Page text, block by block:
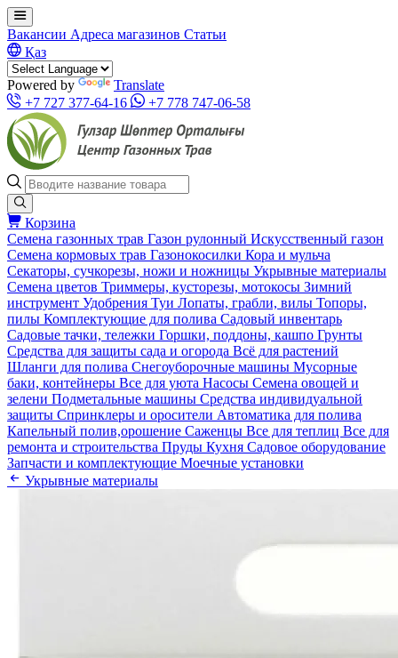
Вакансии Адреса магазинов Статьи
Қаз
Powered by
Translate
+7 727 377-64-16
+7 778 747-06-58
Корзина
Семена газонных трав Газон рулонный Искусственный газон
Семена кормовых трав Газонокосилки Кора и мульча
Секаторы, сучкорезы, ножи и ножницы Укрывные материалы
Семена цветов Триммеры, кусторезы, мотокосы Зимний
инструмент Удобрения Туи Лопаты, грабли, вилы Топоры,
пилы Комплектующие для полива Садовый инвентарь
Садовые тачки, тележки Горшки, поддоны, кашпо Грунты
Средства для защиты сада и огорода Всё для растений
Шланги для полива Снегоуборочные машины Мусорные
баки, контейнеры Все для уюта Насосы Семена овощей и
зелени Подметальные машины Средства индивидуальной
защиты Спринклеры и оросители Автоматика для полива
Капельный полив,орошение Саженцы Все для теплиц Все для
ремонта и строительства Пруды Кухня Садовое оборудование
Запчасти и комплектующие Моечные установки
Укрывные материалы